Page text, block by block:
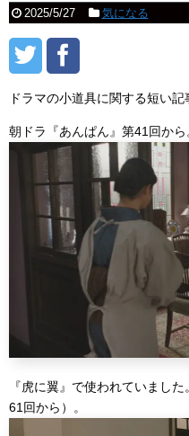
2025/5/27 気になる
ドラマの小道具に関する短い記
朝ドラ『あんぱん』第41回から
『虎に翼』で使われていまし
61回から）。